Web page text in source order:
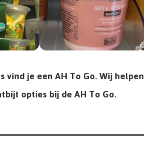
je een AH To Go. Wij helpen
opties bij de AH To Go.